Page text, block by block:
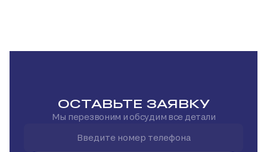
ОСТАВЬТЕ ЗАЯВКУ
Мы перезвоним и обсудим все детали